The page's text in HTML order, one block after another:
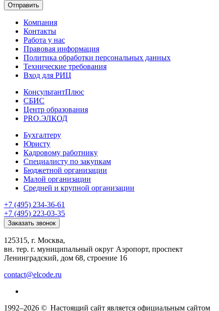
Отправить
Компания
Контакты
Работа у нас
Правовая информация
Политика обработки персональных данных
Технические требования
Вход для РИЦ
КонсультантПлюс
СБИС
Центр образования
PRO.ЭЛКОД
Бухгалтеру
Юристу
Кадровому работнику
Специалисту по закупкам
Бюджетной организации
Малой организации
Средней и крупной организации
+7 (495) 234-36-61
+7 (495) 223-03-35
Заказать звонок
125315, г. Москва,
вн. тер. г. муниципальный округ Аэропорт, проспект
Ленинградский, дом 68, строение 16
contact@elcode.ru
1992–2026 © Настоящий сайт является официальным сайтом